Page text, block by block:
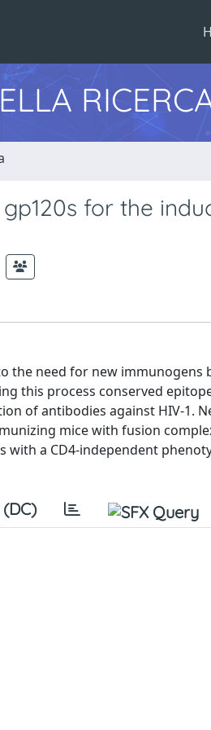
for the
the need for new immunogens
this process conserved
of antibodies against HIV-1.
mice with fusion
with a CD4-independent